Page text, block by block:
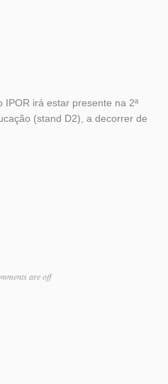
IPOR irá estar presente na 2ª
(stand D2), a decorrer de
are off